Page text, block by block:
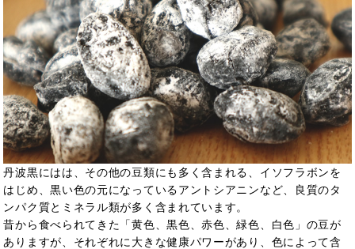
丹波黒にはは、その他の豆類にも多く含まれる、イソフラボンを
はじめ、黒い色の元になっているアントシアニンなど、良質のタ
ンパク質とミネラル類が多く含まれています。
昔から食べられてきた「黄色、黒色、赤色、緑色、白色」の豆が
ありますが、それぞれに大きな健康パワーがあり、色によって含